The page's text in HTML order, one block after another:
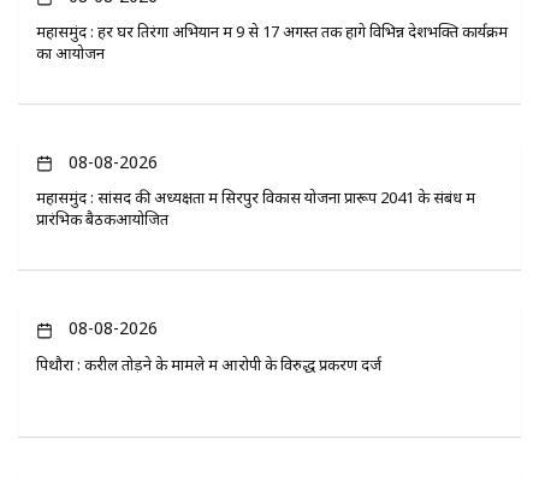
महासमुंद : हर घर तिरंगा अभियान में 9 से 17 अगस्त तक होंगे विभिन्न देशभक्ति कार्यक्रम
का आयोजन
08-08-2026
महासमुंद : सांसद की अध्यक्षता में सिरपुर विकास योजना प्रारूप 2041 के संबंध में
प्रारंभिक बैठकआयोजित
08-08-2026
पिथौरा : करील तोड़ने के मामले में आरोपी के विरुद्ध प्रकरण दर्ज